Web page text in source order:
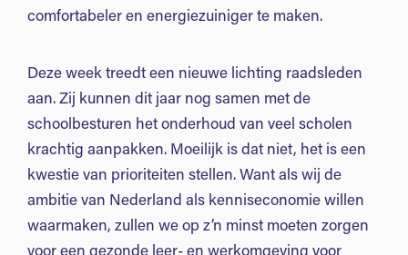
comfortabeler en energiezuiniger te maken.
Deze week treedt een nieuwe lichting raadsleden
aan. Zij kunnen dit jaar nog samen met de
schoolbesturen het onderhoud van veel scholen
krachtig aanpakken. Moeilijk is dat niet, het is een
kwestie van prioriteiten stellen. Want als wij de
ambitie van Nederland als kenniseconomie willen
waarmaken, zullen we op z’n minst moeten zorgen
voor een gezonde leer- en werkomgeving voor